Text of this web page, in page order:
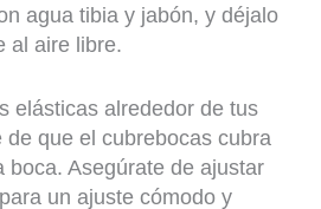
agua tibia y jabón, y déjalo
al aire libre.
elásticas alrededor de tus
que el cubrebocas cubra
boca. Asegúrate de ajustar
un ajuste cómodo y